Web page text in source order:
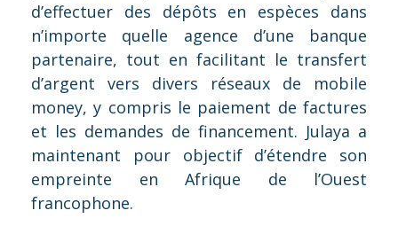
d’effectuer des dépôts en espèces dans
n’importe quelle agence d’une banque
partenaire, tout en facilitant le transfert
d’argent vers divers réseaux de mobile
money, y compris le paiement de factures
et les demandes de financement. Julaya a
maintenant pour objectif d’étendre son
empreinte en Afrique de l’Ouest
francophone.